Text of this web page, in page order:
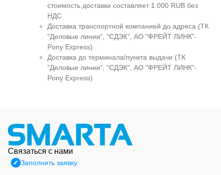
стоимость доставки составляет 1.000 RUB без
НДС
Доставка транспортной компанией до адреса (ТК
"Деловые линии", "СДЭК", АО "ФРЕЙТ ЛИНК"-
Pony Express)
Доставка до терминала/пункта выдачи (ТК
"Деловые линии", "СДЭК", АО "ФРЕЙТ ЛИНК"-
Pony Express)
Связаться с нами
Заполнить заявку